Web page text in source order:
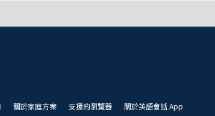
關於家庭方案 支援的瀏覽器 關於英語會話 App